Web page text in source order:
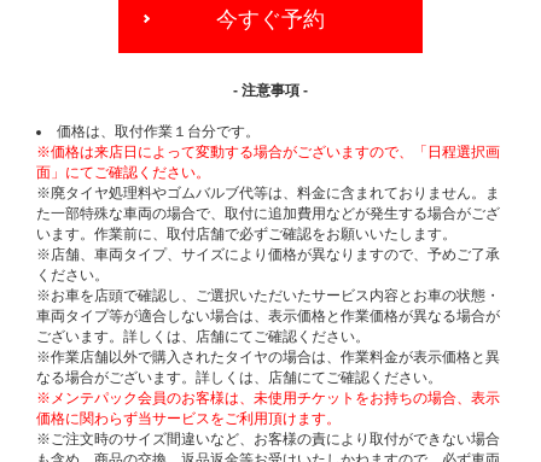
今すぐ予約
- 注意事項 -
価格は、取付作業１台分です。
※価格は来店日によって変動する場合がございますので、「日程選択画
面」にてご確認ください。
※廃タイヤ処理料やゴムバルブ代等は、料金に含まれておりません。ま
た一部特殊な車両の場合で、取付に追加費用などが発生する場合がござ
います。作業前に、取付店舗で必ずご確認をお願いいたします。
※店舗、車両タイプ、サイズにより価格が異なりますので、予めご了承
ください。
※お車を店頭で確認し、ご選択いただいたサービス内容とお車の状態・
車両タイプ等が適合しない場合は、表示価格と作業価格が異なる場合が
ございます。詳しくは、店舗にてご確認ください。
※作業店舗以外で購入されたタイヤの場合は、作業料金が表示価格と異
なる場合がございます。詳しくは、店舗にてご確認ください。
※メンテパック会員のお客様は、未使用チケットをお持ちの場合、表示
価格に関わらず当サービスをご利用頂けます。
※ご注文時のサイズ間違いなど、お客様の責により取付ができない場合